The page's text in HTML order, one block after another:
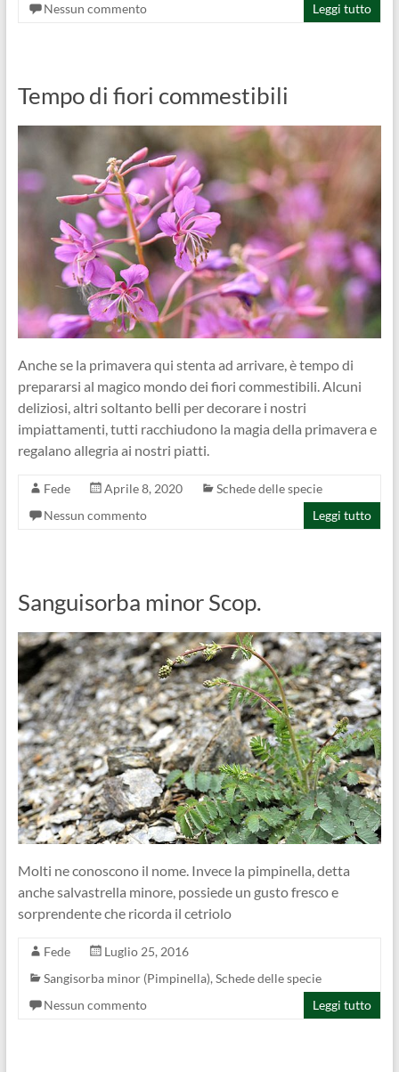
Nessun commento Leggi tutto
Tempo di fiori commestibili
Anche se la primavera qui stenta ad arrivare, è tempo di
prepararsi al magico mondo dei fiori commestibili. Alcuni
deliziosi, altri soltanto belli per decorare i nostri
impiattamenti, tutti racchiudono la magia della primavera e
regalano allegria ai nostri piatti.
Fede Aprile 8, 2020
Schede delle specie
Nessun commento
Leggi tutto
Sanguisorba minor Scop.
Molti ne conoscono il nome. Invece la pimpinella, detta
anche salvastrella minore, possiede un gusto fresco e
sorprendente che ricorda il cetriolo
Fede
Luglio 25, 2016
Sangisorba minor (Pimpinella), Schede delle specie
Nessun commento
Leggi tutto